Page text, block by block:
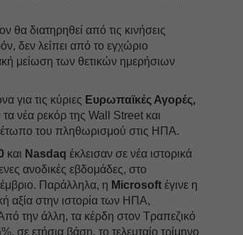
θα διατηρηθεί από τις κινήσεις
δεν λείπει από το εγχώριο
μείωση των θετικών ημερήσιων
για τις κύριες Ευρωπαϊκές Αγορές,
νέα ρεκόρ της Wall Street και
του πληθωρισμού στις ΗΠΑ.
και Nasdaq έκλεισαν σε νέα ιστορικά
ανοδικές εβδομάδες, στο
Παράλληλα, η Microsoft έγινε η
αξία στην ιστορία των ΗΠΑ,
την άλλη, τα κέρδη στον Τραπεζικό
ετήσια βάση, το τελευταίο τρίμηνο